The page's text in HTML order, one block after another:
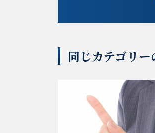
同じカテゴリ